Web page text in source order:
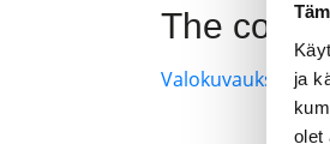
ja
olet
The
Valokuvauksen